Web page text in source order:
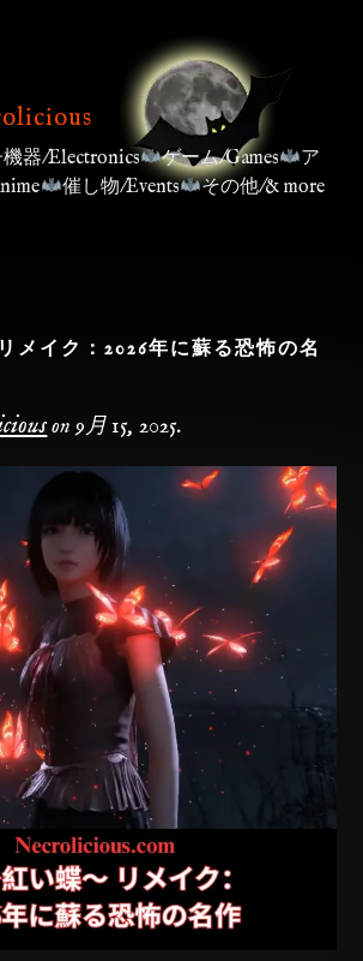
器/Electronics ゲーム/Games
ア
催し物/Events その他/& more
メイク：2026年に蘇る恐怖の名
on9月 15, 2025.